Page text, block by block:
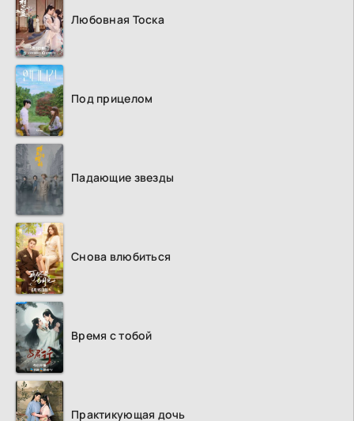
Любовная Тоска
Под прицелом
Падающие звезды
Снова влюбиться
Время с тобой
Практикующая дочь